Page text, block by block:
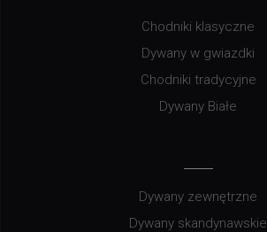
Chodniki klasyczne
Dywany w gwiazdki
Chodniki tradycyjne
Dywany Białe
Dywany zewnętrzne
Dywany skandynawskie